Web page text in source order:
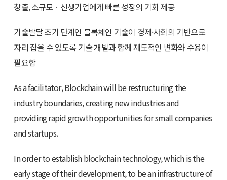
창출, 소규모ㆍ신생기업에게 빠른 성장의 기회 제공
기술발달 초기 단계인 블록체인 기술이 경제·사회의 기반으로
자리 잡을 수 있도록 기술 개발과 함께 제도적인 변화와 수용이
필요함
As a facilitator, Blockchain will be restructuring the
industry boundaries, creating new industries and
providing rapid growth opportunities for small companies
and startups.
In order to establish blockchain technology, which is the
early stage of their development, to be an infrastructure of